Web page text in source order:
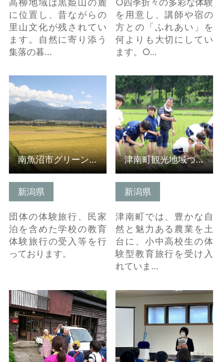
に位置し、昔ながらの
里山文化が残されてい
ます。自然に寄り添う
集落の暮…
を用意し、講師や宿の
方との「ふれあい」を
何よりも大切にしてい
ます。○…
新潟県
団体の体験旅行、民家
泊を含めた学校の教育
体験旅行の受入等を行
っております。
詳細はこちら
南魚沼市グリーン・ツーリズム推進協議会(受入組織）
新潟県
津南町では、豊かな自
然と魅力ある農業を土
台に、小中高校生の体
験型教育旅行を受け入
れていま…
詳細はこちら
津南町観光地域づくり課(受入組織）
詳細はこちら 詳細はこちら